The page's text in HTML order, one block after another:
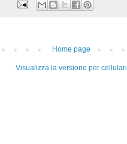
Home page
Visualizza la versione per cellulari